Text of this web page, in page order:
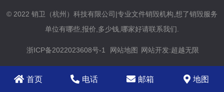
© 2022 销卫（杭州）科技有限公司|专业文件销毁机构,想了销毁服务
单位有哪些,报价,多少钱,哪家好请联系我们.
浙ICP备2022023608号-1 网站地图 网站开发:超越无限
首页 电话 邮箱 地图